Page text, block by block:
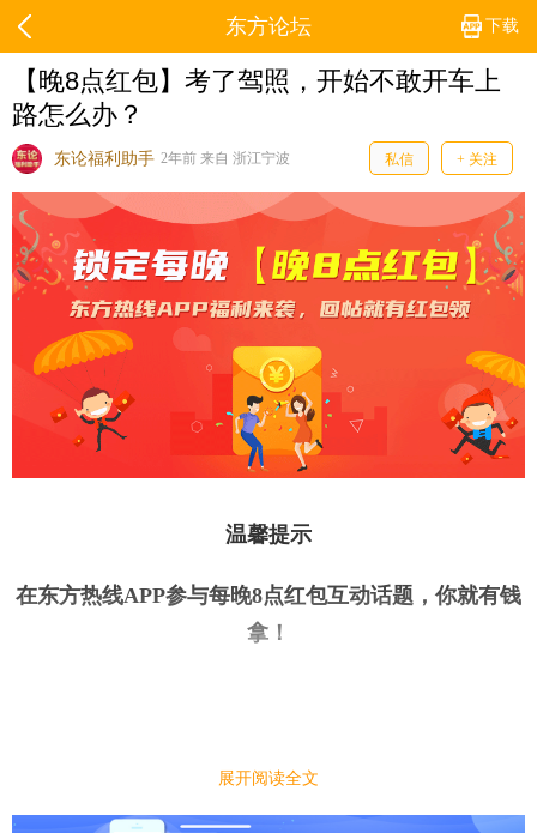
下载
东方论坛
【晚8点红包】考了驾照，开始不敢开车上
路怎么办？
东论福利助手 2年前 来自 浙江宁波 私信 + 关注
温馨提示
在东方热线APP参与每晚8点红包互动话题，你就有钱
拿 ！
｜今日话题｜
考了驾照，开始不敢开车上路怎么办？
展开阅读全文